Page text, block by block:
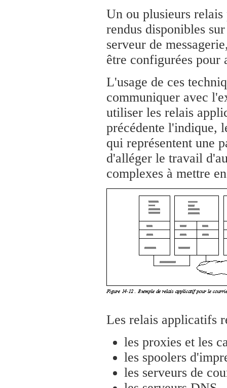
Un ou plusieurs
rendus disponibles
serveur de
être configurées pour
L'usage de ces
communiquer avec
utiliser les relais
précédente l'indique,
qui représentent une
d'alléger le travail
complexes à mettre
Les relais applicatifs
les proxies et les
les spoolers
les serveurs de